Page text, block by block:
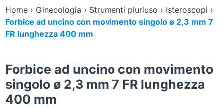
Home› Ginecologia › Strumenti pluriuso › Isteroscopi ›
Forbice ad uncino con movimento singolo ø 2,3 mm 7
FR lunghezza 400 mm
Forbice ad uncino con movimento
singolo ø 2,3 mm 7 FR lunghezza
400 mm